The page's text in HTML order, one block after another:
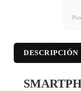
DESCRIPCIÓN